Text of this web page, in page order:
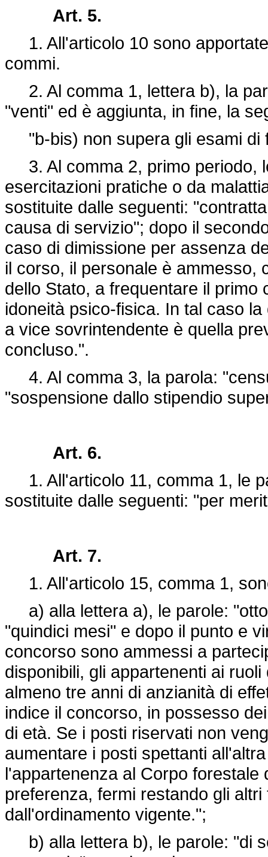
Art. 5.
1. All'articolo 10 sono
commi.
2. Al comma 1, lettera b), la
"venti" ed è aggiunta, in fine, la
"b-bis) non supera gli esami di
3. Al comma 2, primo periodo,
esercitazioni pratiche o da
sostituite dalle seguenti:
causa di servizio"; dopo il
caso di dimissione per assenza
il corso, il personale è ammesso,
dello Stato, a frequentare il
idoneità psico-fisica. In tal caso
a vice sovrintendente è quella
concluso.".
4. Al comma 3, la parola:
"sospensione dallo stipendio
Art. 6.
1. All'articolo 11, comma 1, le
sostituite dalle seguenti: "per
Art. 7.
1. All'articolo 15, comma 1,
a) alla lettera a), le parole:
"quindici mesi" e dopo il punto e
concorso sono ammessi a
disponibili, gli appartenenti ai
almeno tre anni di anzianità di
indice il concorso, in possesso
di età. Se i posti riservati non
aumentare i posti spettanti
l'appartenenza al Corpo forestale
preferenza, fermi restando gli
dall'ordinamento vigente.";
b) alla lettera b), le parole: "di